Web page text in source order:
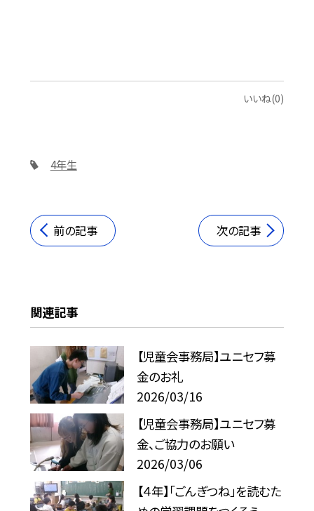
いいね(0)
4年生
前の記事 次の記事
関連記事
【児童会事務局】ユニセフ募
金のお礼
2026/03/16
【児童会事務局】ユニセフ募
金、ご協力のお願い
2026/03/06
【４年】「ごんぎつね」を読むた